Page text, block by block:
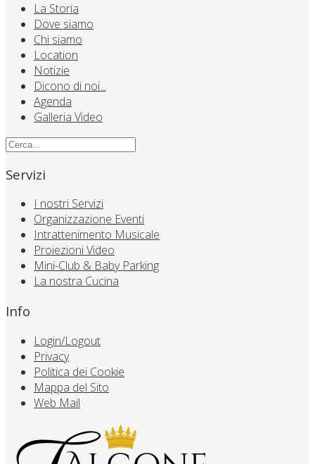
La Storia
Dove siamo
Chi siamo
Location
Notizie
Dicono di noi...
Agenda
Galleria Video
Servizi
I nostri Servizi
Organizzazione Eventi
Intrattenimento Musicale
Proiezioni Video
Mini-Club & Baby Parking
La nostra Cucina
Info
Login/Logout
Privacy
Politica dei Cookie
Mappa del Sito
Web Mail